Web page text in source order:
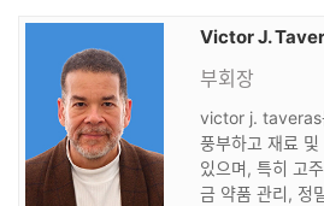
Victor J.
부회장
victor j. taveras
풍부하고 재료
있으며, 특히 고
금 약품 관리, 정